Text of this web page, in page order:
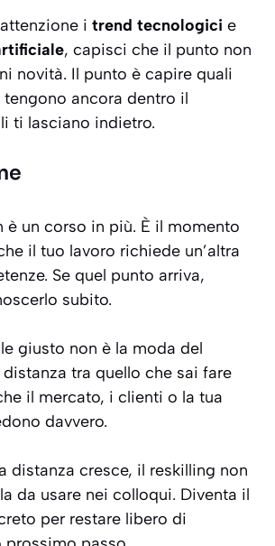
i trend tecnologici e
, capisci che il punto non
novità. Il punto è capire quali
ancora dentro il
ti lasciano indietro.
è un corso in più. È il momento
il tuo lavoro richiede un’altra
Se quel punto arriva,
subito.
giusto non è la moda del
tra quello che sai fare
il mercato, i clienti o la tua
davvero.
distanza cresce, il reskilling non
da usare nei colloqui. Diventa il
per restare libero di